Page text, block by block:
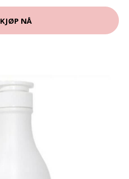
KJØP NÅ